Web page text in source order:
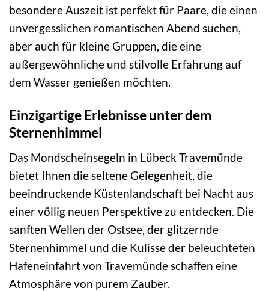
besondere Auszeit ist perfekt für Paare, die einen
unvergesslichen romantischen Abend suchen,
aber auch für kleine Gruppen, die eine
außergewöhnliche und stilvolle Erfahrung auf
dem Wasser genießen möchten.
Einzigartige Erlebnisse unter dem
Sternenhimmel
Das Mondscheinsegeln in Lübeck Travemünde
bietet Ihnen die seltene Gelegenheit, die
beeindruckende Küstenlandschaft bei Nacht aus
einer völlig neuen Perspektive zu entdecken. Die
sanften Wellen der Ostsee, der glitzernde
Sternenhimmel und die Kulisse der beleuchteten
Hafeneinfahrt von Travemünde schaffen eine
Atmosphäre von purem Zauber.